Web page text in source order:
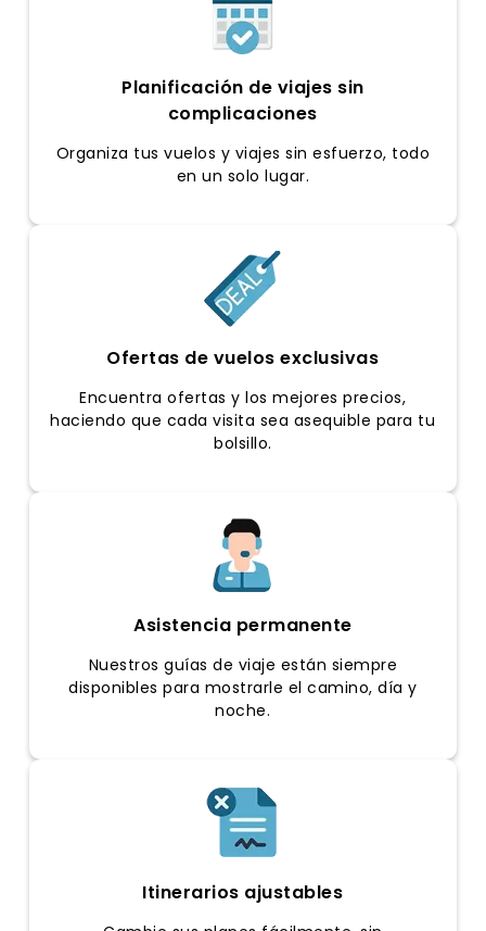
Planificación de viajes sin
complicaciones
Organiza tus vuelos y viajes sin esfuerzo, todo
en un solo lugar.
Ofertas de vuelos exclusivas
Encuentra ofertas y los mejores precios,
haciendo que cada visita sea asequible para tu
bolsillo.
Asistencia permanente
Nuestros guías de viaje están siempre
disponibles para mostrarle el camino, día y
noche.
Itinerarios ajustables